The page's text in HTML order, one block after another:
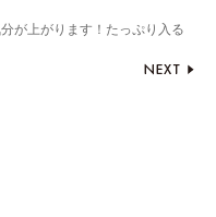
が上がります！たっぷり入る